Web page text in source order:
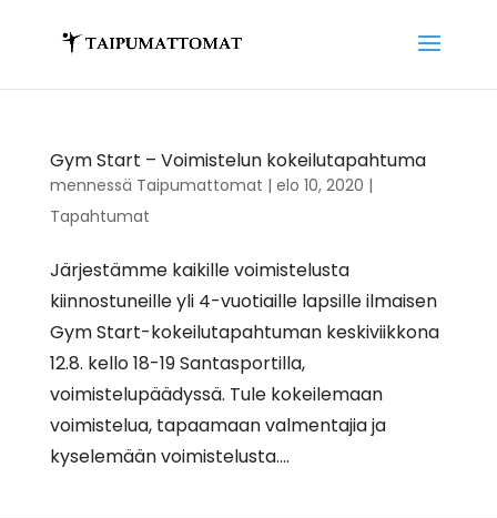
Gym Start – Voimistelun kokeilutapahtuma
mennessä Taipumattomat | elo 10, 2020 |
Tapahtumat
Järjestämme kaikille voimistelusta
kiinnostuneille yli 4-vuotiaille lapsille ilmaisen
Gym Start-kokeilutapahtuman keskiviikkona
12.8. kello 18-19 Santasportilla,
voimistelupäädyssä. Tule kokeilemaan
voimistelua, tapaamaan valmentajia ja
kyselemään voimistelusta....